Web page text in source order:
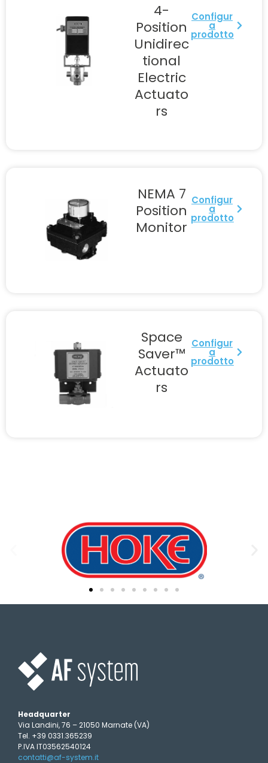
4-
Position
Unidirec
tional
Electric
Actuato
rs
Configur
a
prodotto
NEMA 7
Position
Monitor
Configur
a
prodotto
Space
Saver™
Actuato
rs
Configur
a
prodotto
Headquarter
Via Landini, 76 – 21050 Marnate (VA)
Tel. +39 0331.365239
P.IVA IT03562540124
contatti@af-system.it